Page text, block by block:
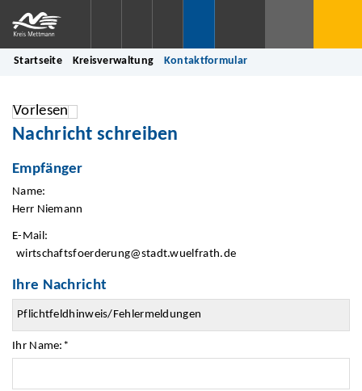
Startseite Kreisverwaltung Kontaktformular
Vorlesen
Nachricht schreiben
Empfänger
Name:
Herr Niemann
E-Mail:
wirtschaftsfoerderung@stadt.wuelfrath.de
Ihre Nachricht
Ihr Name: *